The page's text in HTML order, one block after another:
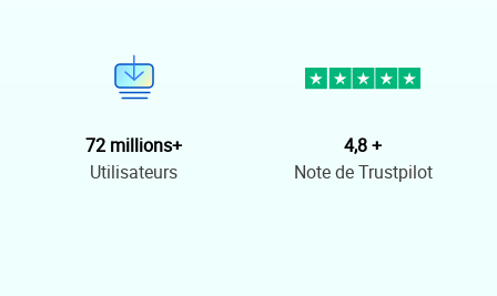
72 millions+
Utilisateurs
4,8 +
Note de Trustpilot